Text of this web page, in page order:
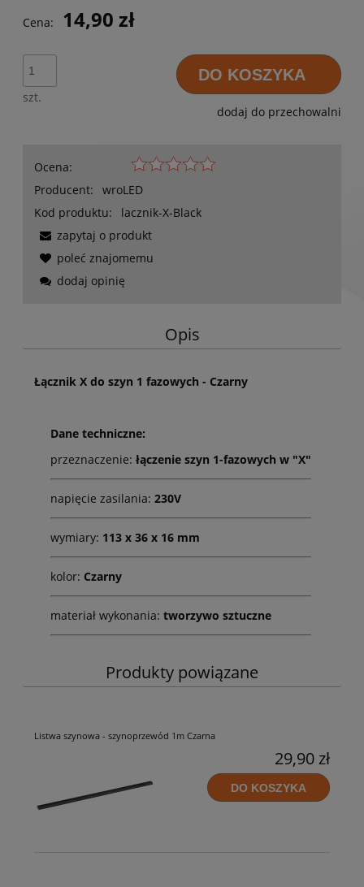
Cena: 14,90 zł
szt.
DO KOSZYKA
dodaj do przechowalni
Ocena:
Producent:
wroLED
Kod produktu:
lacznik-X-Black
zapytaj o produkt
poleć znajomemu
dodaj opinię
Opis
Łącznik X do szyn 1 fazowych - Czarny
Dane techniczne:
przeznaczenie: łączenie szyn 1-fazowych w "X"
napięcie zasilania: 230V
wymiary: 113 x 36 x 16 mm
kolor: Czarny
materiał wykonania: tworzywo sztuczne
Produkty powiązane
Listwa szynowa - szynoprzewód 1m Czarna
29,90 zł
DO KOSZYKA